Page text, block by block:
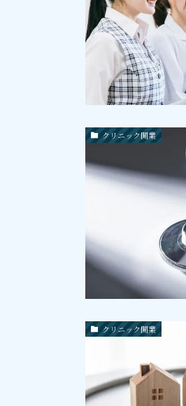
クリニック開業
クリニック開業